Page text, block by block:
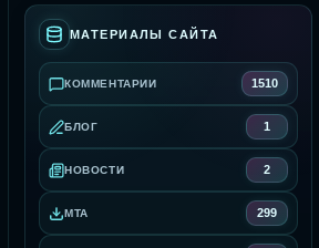
МАТЕРИАЛЫ САЙТА
КОММЕНТАРИИ 1510
БЛОГ 1
НОВОСТИ 2
MTA 299